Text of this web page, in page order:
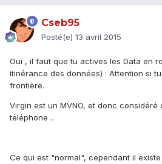
Cseb95
Posté(e) 13 avril 2015
Oui , il faut que tu actives les Data en
itinérance des données) : Attention si
frontière.
Virgin est un MVNO, et donc considéré
téléphone ..
Ce qui est "normal", cependant il